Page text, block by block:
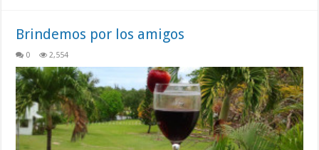
Brindemos por los amigos
0 2,554